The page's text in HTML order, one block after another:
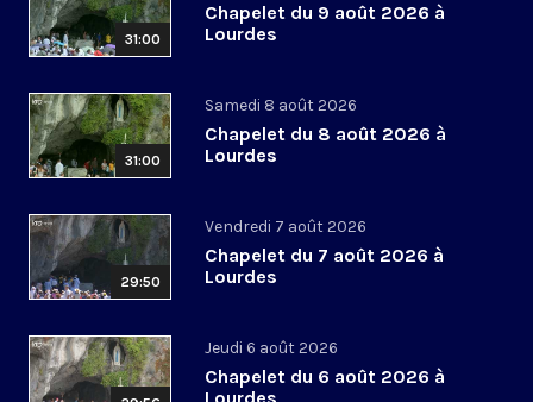
31:00
Chapelet du 9 août 2026 à
Lourdes
31:00
Samedi 8 août 2026
Chapelet du 8 août 2026 à
Lourdes
29:50
Vendredi 7 août 2026
Chapelet du 7 août 2026 à
Lourdes
Jeudi 6 août 2026
Chapelet du 6 août 2026 à